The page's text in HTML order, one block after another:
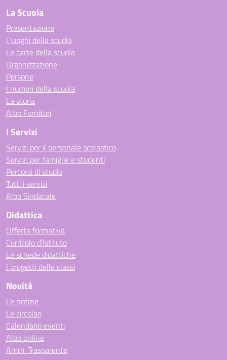
La Scuola
Presentazione
I luoghi della scuola
Le carte della scuola
Organizzazione
Persone
I numeri della scuola
La storia
Albo Fornitori
I Servizi
Servizi per il personale scolastico
Servizi per famiglie e studenti
Percorsi di studio
Tutti i servizi
Albo Sindacale
Didattica
Offerta formativa
Curricolo d’Istituto
Le schede didattiche
I progetti delle classi
Novità
Le notizie
Le circolari
Calendario eventi
Albo online
Amm. Trasparente